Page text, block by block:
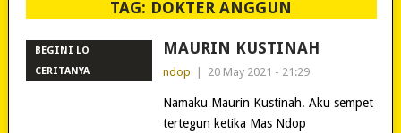
TAG: DOKTER ANGGUN
BEGINI LO
CERITANYA
MAURIN KUSTINAH
ndop 20 May 2021 - 21:29
Namaku Maurin Kustinah. Aku sempet
tertegun ketika Mas Ndop